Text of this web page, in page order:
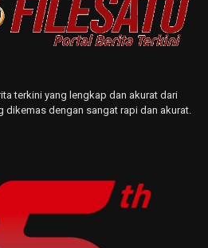
terkini yang lengkap dan akurat dari
dikemas dengan sangat rapi dan akurat.